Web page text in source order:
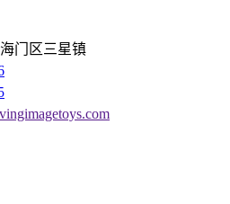
门区三星镇